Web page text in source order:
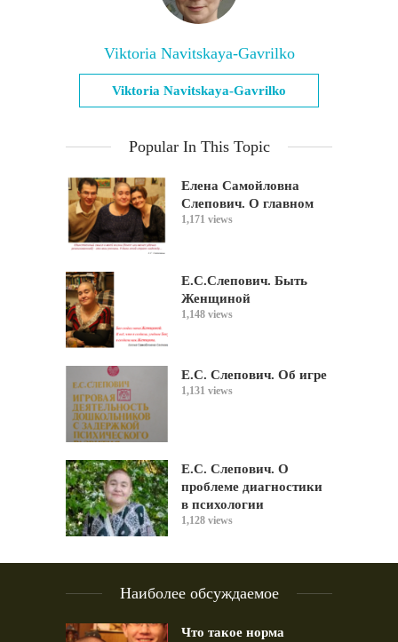
Viktoria Navitskaya-Gavrilko
Viktoria Navitskaya-Gavrilko
Popular In This Topic
Елена Самойловна
Слепович. О главном
1,171 views
Е.С.Слепович. Быть
Женщиной
1,148 views
Е.С. Слепович. Об игре
1,131 views
Е.С. Слепович. О
проблеме диагностики
в психологии
1,128 views
Наиболее обсуждаемое
Что такое норма